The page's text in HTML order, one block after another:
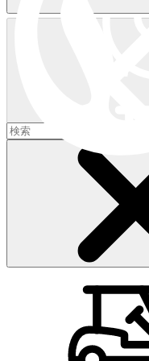
ショッピングカート